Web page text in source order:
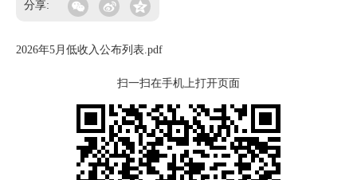
分享:
2026年5月低收入公布列表.pdf
扫一扫在手机上打开页面